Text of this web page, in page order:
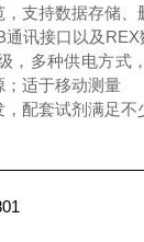
，支持数据存储
通讯接口以及
，多种供电方式
；适于移动测量
，配套试剂满足